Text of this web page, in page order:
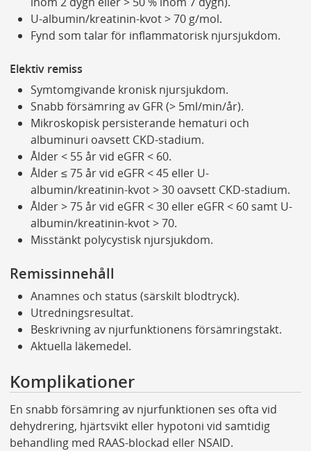
U-albumin/kreatinin-kvot > 70 g/mol.
Fynd som talar för inflammatorisk njursjukdom.
Elektiv remiss
Symtomgivande kronisk njursjukdom.
Snabb försämring av GFR (> 5ml/min/år).
Mikroskopisk persisterande hematuri och
albuminuri oavsett CKD-stadium.
Ålder < 55 år vid eGFR < 60.
Ålder ≤ 75 år vid eGFR < 45 eller U-
albumin/kreatinin-kvot > 30 oavsett CKD-stadium.
Ålder > 75 år vid eGFR < 30 eller eGFR < 60 samt U-
albumin/kreatinin-kvot > 70.
Misstänkt polycystisk njursjukdom.
Remissinnehåll
Anamnes och status (särskilt blodtryck).
Utredningsresultat.
Beskrivning av njurfunktionens försämringstakt.
Aktuella läkemedel.
Komplikationer
En snabb försämring av njurfunktionen ses ofta vid
dehydrering, hjärtsvikt eller hypotoni vid samtidig
behandling med RAAS-blockad eller NSAID.